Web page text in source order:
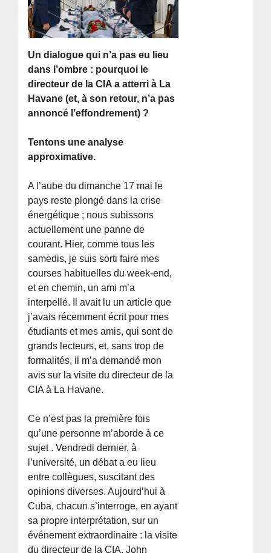
Un dialogue qui n’a pas eu lieu
dans l’ombre : pourquoi le
directeur de la CIA a atterri à La
Havane (et, à son retour, n’a pas
annoncé l’effondrement) ?
Tentons une analyse
approximative.
A l’aube du dimanche 17 mai le
pays reste plongé dans la crise
énergétique ; nous subissons
actuellement une panne de
courant. Hier, comme tous les
samedis, je suis sorti faire mes
courses habituelles du week-end,
et en chemin, un ami m’a
interpellé. Il avait lu un article que
j’avais récemment écrit pour mes
étudiants et mes amis, qui sont de
grands lecteurs, et, sans trop de
formalités, il m’a demandé mon
avis sur la visite du directeur de la
CIA à La Havane.
Ce n’est pas la première fois
qu’une personne m’aborde à ce
sujet . Vendredi dernier, à
l’université, un débat a eu lieu
entre collègues, suscitant des
opinions diverses. Aujourd’hui à
Cuba, chacun s’interroge, en ayant
sa propre interprétation, sur un
événement extraordinaire : la visite
du directeur de la CIA, John